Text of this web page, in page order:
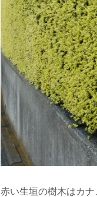
赤い生垣の樹木はカナ